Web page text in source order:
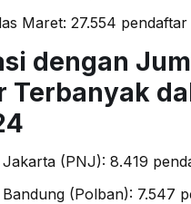
Maret: 27.554 pendaftar
dengan
Terbanyak
(PNJ): 8.419
(Polban): 7.547